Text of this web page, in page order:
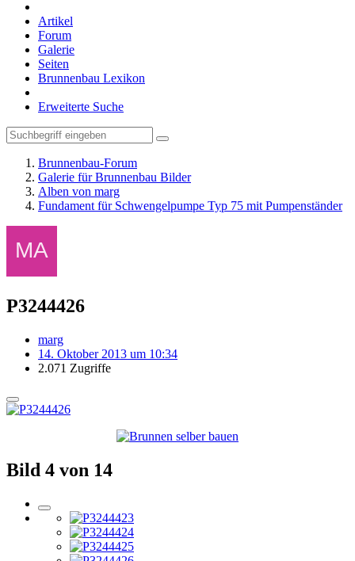
Artikel
Forum
Galerie
Seiten
Brunnenbau Lexikon
Erweiterte Suche
Brunnenbau-Forum
Galerie für Brunnenbau Bilder
Alben von marg
Fundament für Schwengelpumpe Typ 75 mit Pumpenständer
P3244426
marg
14. Oktober 2013 um 10:34
2.071 Zugriffe
Bild 4 von 14